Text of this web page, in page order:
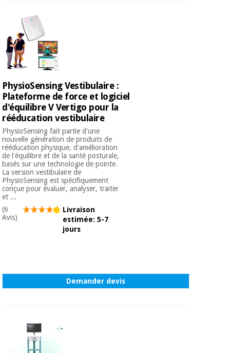
PhysioSensing Vestibulaire :
Plateforme de force et logiciel
d'équilibre V Vertigo pour la
rééducation vestibulaire
PhysioSensing fait partie d'une
nouvelle génération de produits de
rééducation physique, d'amélioration
de l'équilibre et de la santé posturale,
basés sur une technologie de pointe.
La version vestibulaire de
PhysioSensing est spécifiquement
conçue pour évaluer, analyser, traiter
et ...
(6
Avis)
Livraison
estimée: 5-7
jours
Demander devis